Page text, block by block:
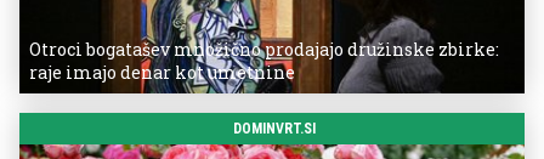
Otroci bogatašev množično prodajajo družinske zbirke:
raje imajo denar kot umetnine
DOMINVRT.SI